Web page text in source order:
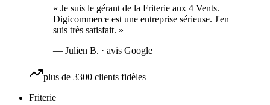
« Je suis le gérant de la Friterie aux 4 Vents.
Digicommerce est une entreprise sérieuse. J'en
suis très satisfait. »
— Julien B. · avis Google
plus de 3300 clients fidèles
Friterie